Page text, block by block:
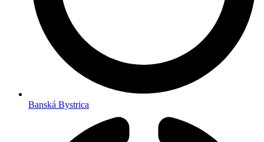
Banská Bystrica